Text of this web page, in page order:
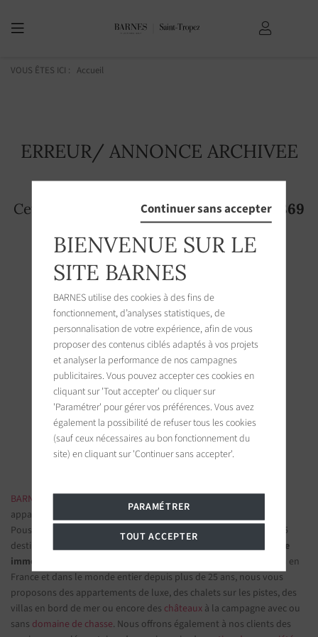
VOUS ÊTES ICI : Accueil
ERREUR/ ANNONCE ARCHIVEE
Cette page n'existe plus! L'annonce2213869
BARNES Saint-Tropez
9, avenue du 8 mai 1945
83990 Saint-Tropez, France
Suivez-nous sur les réseaux sociaux
BARNES IMMOBILIER DE LUXE - Les plus belles demeures et
appartements de prestige
Poussez la porte d'une de nosagences immobilières
parmi nos 75
destinations et confiez-nous vos projets d’investissement.Groupe
immobilier de prestige
spécialisé dans les propriétés d'exception en
France et dans le monde entier depuis plus de 25 ans, nous vous
proposons des appartements de luxe, des chalets sur les pistes, des
villas en bord de mer ou encore des châteaux à la campagne avec ou
sans domaine de chasse. Nous offrons également à nos clients des
Continuer sans accepter
BIENVENUE SUR LE
SITE BARNES
BARNES utilise des cookies à des fins de
fonctionnement, d’analyses statistiques, de
personnalisation de votre expérience, afin de vous
proposer des contenus ciblés adaptés à vos projets
et analyser la performance de nos campagnes
publicitaires. Vous pouvez accepter ces cookies en
cliquant sur 'Tout accepter' ou cliquer sur
'Paramétrer' pour gérer vos préférences. Vous avez
également la possibilité de refuser tous les cookies
(sauf ceux nécessaires au bon fonctionnement du
site) en cliquant sur 'Continuer sans accepter'.
PARAMÉTRER
TOUT ACCEPTER